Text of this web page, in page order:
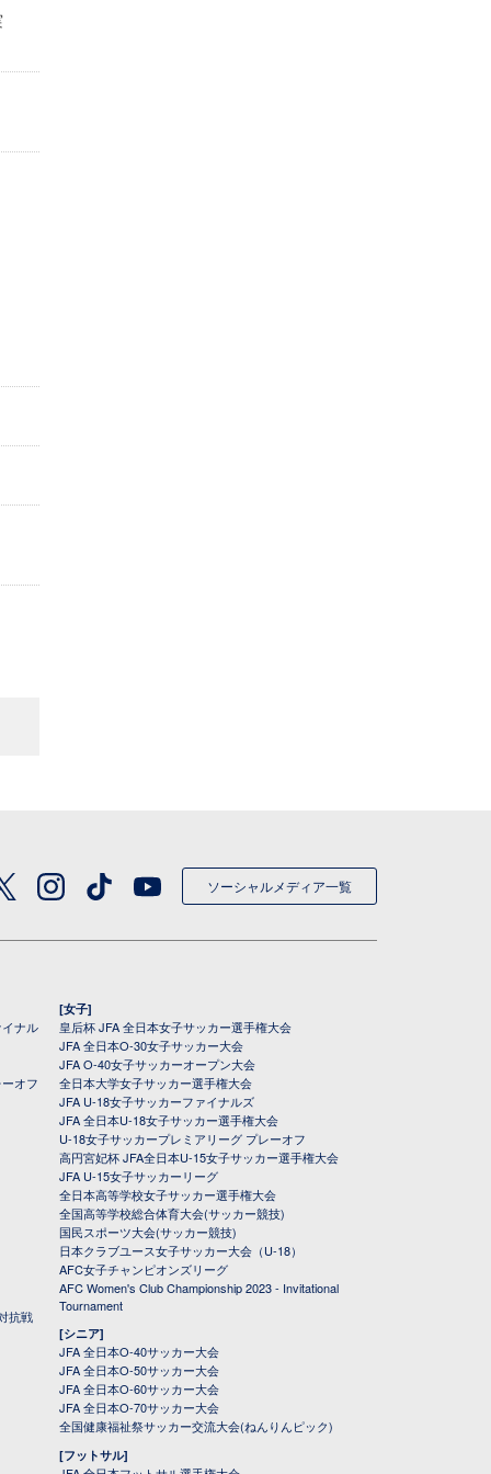
ソーシャルメディア一覧
ナル
オフ
抗戦
[女子]
皇后杯 JFA 全日本女子サッカー選手権大会
JFA 全日本O-30女子サッカー大会
JFA O-40女子サッカーオープン大会
全日本大学女子サッカー選手権大会
JFA U-18女子サッカーファイナルズ
JFA 全日本U-18女子サッカー選手権大会
U-18女子サッカープレミアリーグ プレーオフ
高円宮妃杯 JFA全日本U-15女子サッカー選手権大会
JFA U-15女子サッカーリーグ
全日本高等学校女子サッカー選手権大会
全国高等学校総合体育大会(サッカー競技)
国民スポーツ大会(サッカー競技)
日本クラブユース女子サッカー大会（U-18）
AFC女子チャンピオンズリーグ
AFC Women's Club Championship 2023 - Invitational
Tournament
[シニア]
JFA 全日本O-40サッカー大会
JFA 全日本O-50サッカー大会
JFA 全日本O-60サッカー大会
JFA 全日本O-70サッカー大会
全国健康福祉祭サッカー交流大会(ねんりんピック)
[フットサル]